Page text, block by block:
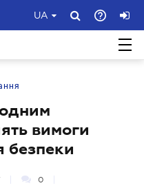
UA
вимоги
безпеки
0